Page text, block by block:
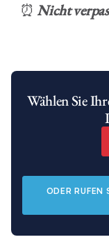
⏰Nicht
Wählen Sie
ODER RUFEN